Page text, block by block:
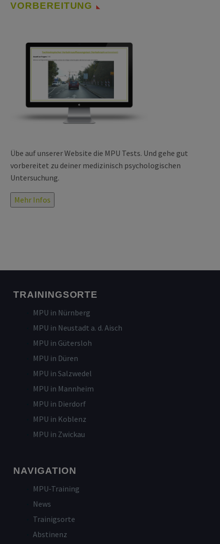
VORBEREITUNG
Übe auf unserer Website die MPU Tests. Und gehe gut
vorbereitet zu deiner medizinisch psychologischen
Untersuchung.
Mehr Infos
TRAININGSORTE
MPU in Nürnberg
MPU in Neustadt a. d. Aisch
MPU in Gütersloh
MPU in Düren
MPU in Salzwedel
MPU in Mannheim
MPU in Dierdorf
MPU in Koblenz
MPU in Zwickau
NAVIGATION
MPU-Training
News
Trainigsorte
Abstinenz